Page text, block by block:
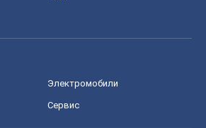
Электромобили
Сервис